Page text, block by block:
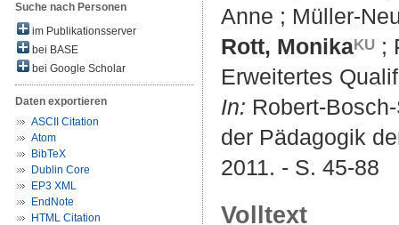
Suche nach Personen
im Publikationsserver
bei BASE
bei Google Scholar
Daten exportieren
ASCII Citation
Atom
BibTeX
Dublin Core
EP3 XML
EndNote
HTML Citation
Anne ; Müller-
Rott, Monika
;
Erweitertes
In: Robert-
der Pädagogik
2011. - S. 45-88
Volltext